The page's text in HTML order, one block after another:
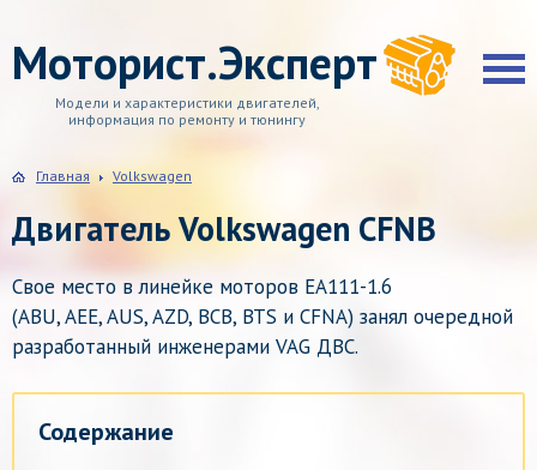
Моторист.Эксперт
Модели и характеристики двигателей,
информация по ремонту и тюнингу
Главная Volkswagen
Двигатель Volkswagen CFNB
Свое место в линейке моторов EA111-1.6
(ABU, AEE, AUS, AZD, BCB, BTS и CFNA) занял очередной
разработанный инженерами VAG ДВС.
Содержание